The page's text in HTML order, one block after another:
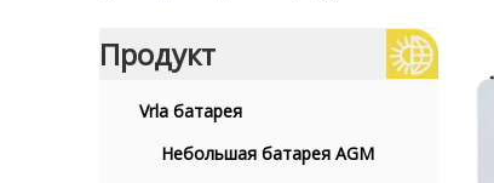
Продукт
Vrla батарея
Небольшая батарея AGM